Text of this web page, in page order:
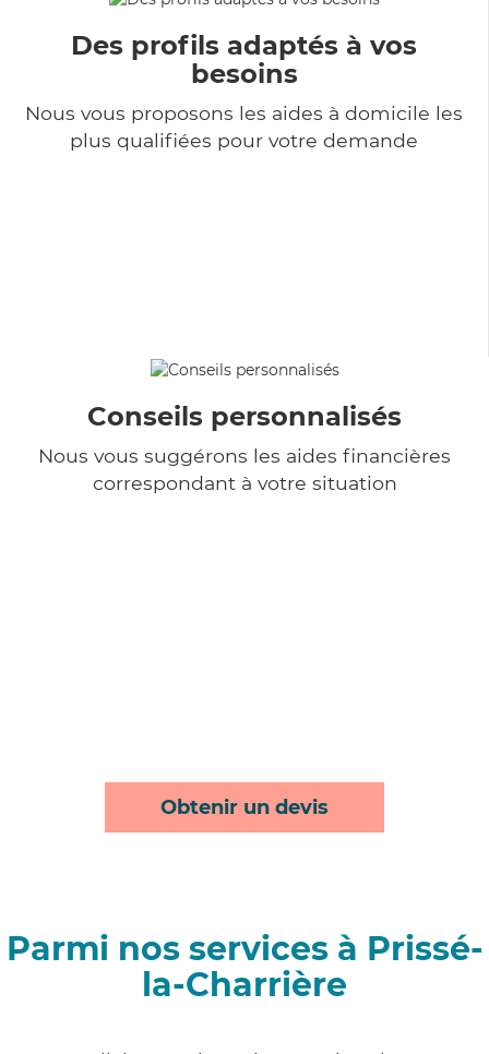
Des profils adaptés à vos
besoins
Nous vous proposons les aides à domicile les
plus qualifiées pour votre demande
Conseils personnalisés
Nous vous suggérons les aides financières
correspondant à votre situation
Obtenir un devis
Parmi nos services à Prissé-
la-Charrière